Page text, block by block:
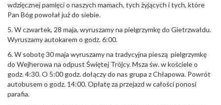
wdzięcznej pamięci o naszych mamach, tych żyjących i tych, które
Pan Bóg powołał już do siebie.
5. W czwartek, 28 maja, wyruszamy na pielgrzymkę do Gietrzwałdu.
Wyruszamy autokarem o godz. 6:00.
6. W sobotę 30 maja wyruszamy na tradycyjna pieszą pielgrzymkę
do Wejherowa na odpust Świętej Trójcy. Msza św. w kościele o
godz. 4:30. O 5:00 godz. dołączy do nas grupa z Chłapowa. Powrót
autobusem o godz. 14:00. Opłatę za przejazd w całości ponosi
parafia.